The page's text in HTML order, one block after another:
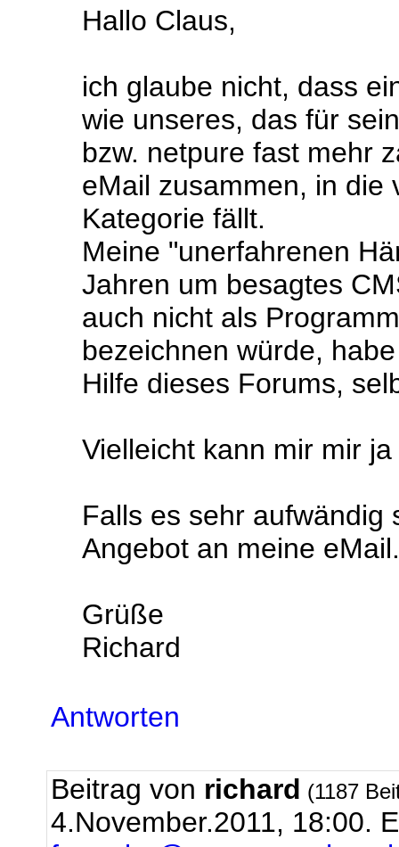
Hallo Claus,
ich glaube nicht, dass
wie unseres, das für
bzw. netpure fast mehr
eMail zusammen, in die
Kategorie fällt.
Meine "unerfahrenen
Jahren um besagtes
auch nicht als
bezeichnen würde,
Hilfe dieses Forums,
Vielleicht kann mir mir
Falls es sehr aufwändig
Angebot an meine eMail.
Grüße
Richard
Antworten
Beitrag von richard (1187
4.November.2011, 18:00.